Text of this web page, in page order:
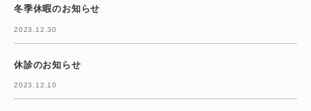
冬季休暇のお知らせ
2023.12.30
休診のお知らせ
2023.12.10